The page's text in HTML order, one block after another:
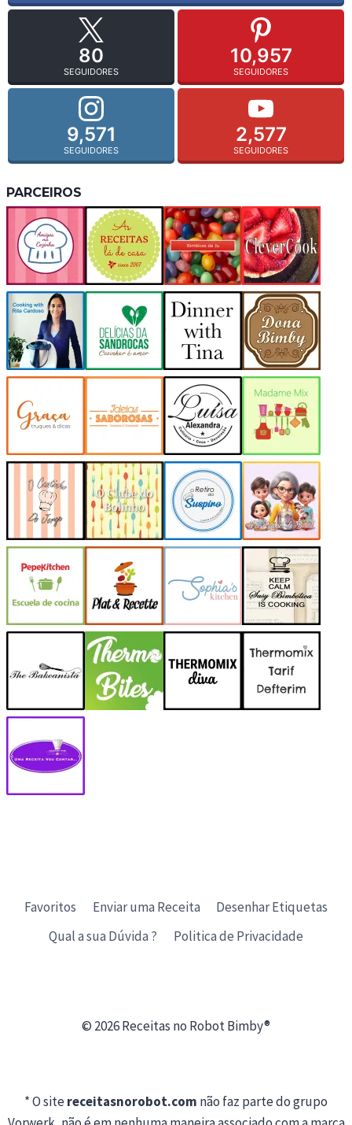
80
SEGUIDORES
10,957
SEGUIDORES
9,571
SEGUIDORES
2,577
SEGUIDORES
PARCEIROS
Favoritos Enviar uma Receita
Desenhar Etiquetas
Qual a sua Dúvida ?
Politica de Privacidade
© 2026 Receitas no Robot Bimby®
* O sitereceitasnorobot.com não faz parte do grupo